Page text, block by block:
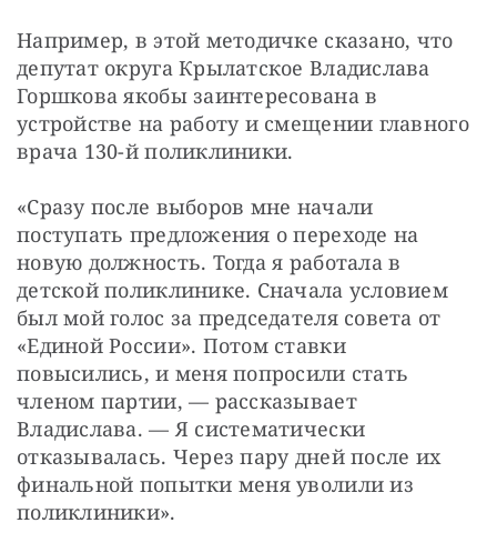
Например, в этой методичке сказано, что
депутат округа Крылатское Владислава
Горшкова якобы заинтересована в
устройстве на работу и смещении главного
врача 130-й поликлиники.
«Сразу после выборов мне начали
поступать предложения о переходе на
новую должность. Тогда я работала в
детской поликлинике. Сначала условием
был мой голос за председателя совета от
«Единой России». Потом ставки
повысились, и меня попросили стать
членом партии, — рассказывает
Владислава. — Я систематически
отказывалась. Через пару дней после их
финальной попытки меня уволили из
поликлиники».